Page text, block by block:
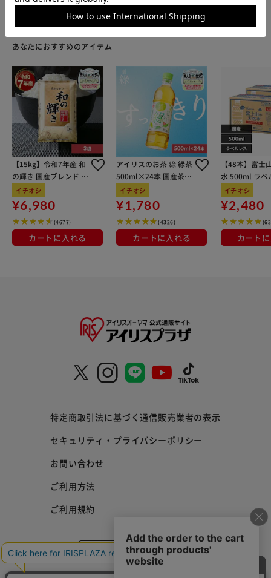
FOR YOU
あなたにおすすめのアイテム
【15kg】令和7年産 和
の輝き 国産ブレンド 5
kg×3袋
イチオシ
¥6,980
(4677)
カートに入れる
アイリスのお茶 綠 緑茶
500ml×24本 国産茶葉
100％使用
イチオシ
¥1,780
(4326)
カートに入れる
【48本】富士
水 500ml ラベ
イチオシ
¥2,480
カート
特定商取引法に基づく通信販売業者の表示
セキュリティ・プライバシーポリシー
お問い合わせ
ご利用方法
ご利用規約
コーポレートサイト